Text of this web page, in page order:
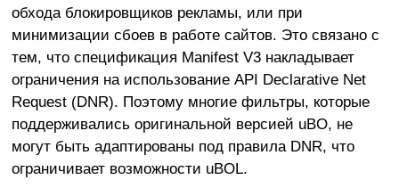
обхода блокировщиков рекламы, или при
минимизации сбоев в работе сайтов. Это связано с
тем, что спецификация Manifest V3 накладывает
ограничения на использование API Declarative Net
Request (DNR). Поэтому многие фильтры, которые
поддерживались оригинальной версией uBO, не
могут быть адаптированы под правила DNR, что
ограничивает возможности uBOL.